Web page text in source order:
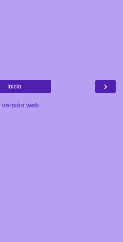
›
Inicio
versión web